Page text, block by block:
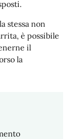
stessa non
è possibile
il
la